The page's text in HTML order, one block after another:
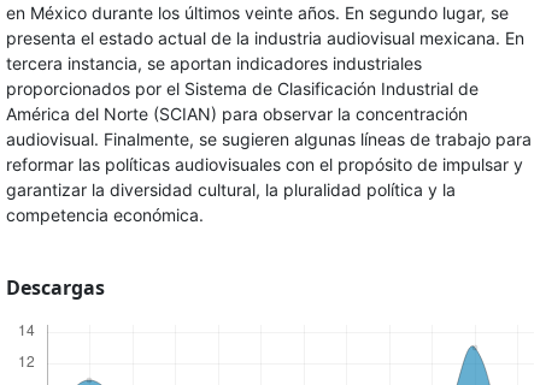
en México durante los últimos veinte años. En segundo lugar, se
presenta el estado actual de la industria audiovisual mexicana. En
tercera instancia, se aportan indicadores industriales
proporcionados por el Sistema de Clasificación Industrial de
América del Norte (SCIAN) para observar la concentración
audiovisual. Finalmente, se sugieren algunas líneas de trabajo para
reformar las políticas audiovisuales con el propósito de impulsar y
garantizar la diversidad cultural, la pluralidad política y la
competencia económica.
Descargas